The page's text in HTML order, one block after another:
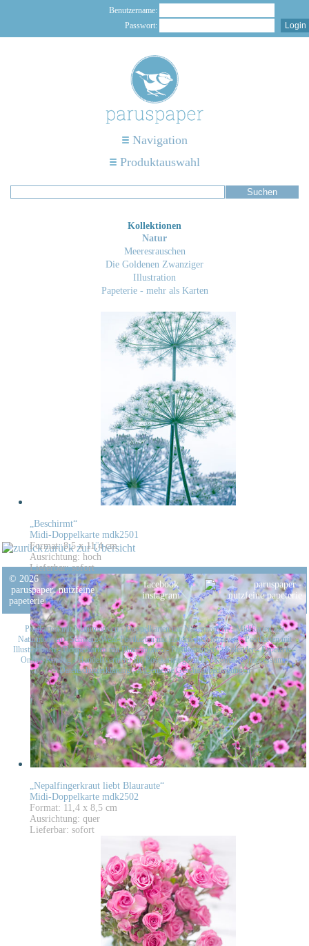
Benutzername:
Passwort:
Navigation
Produktauswahl
Kollektionen
Natur
Meeresrauschen
Die Goldenen Zwanziger
Illustration
Papeterie - mehr als Karten
„Beschirmt“
Midi-Doppelkarte mdk2501
Format: 8,5 x 11,4 cm
Ausrichtung: hoch
Lieferbar: sofort
„Nepalfingerkraut liebt Blauraute“
Midi-Doppelkarte mdk2502
Format: 11,4 x 8,5 cm
Ausrichtung: quer
Lieferbar: sofort
zurück zur Übersicht
© 2026
paruspaper. nutzfeine
papeterie
facebook
instagram
Postkarten mit Naturmotiven-Doppelkarten mit Naturmotiven-Midikarten mit
Naturmotiven-Schwarz-Weiß-Postkarten mit historischen Motiven-Postkarten mit
Illustrationen-Doppelkarten mit Illustrationen-Postkartensets-Kalender-Papeterie-
Online-Katalog -Handelsvertreter für Postkarten gesucht-Kontakt-Impressum-
Datenschutzerklärung-Allgemeine Geschäftsbedingungen